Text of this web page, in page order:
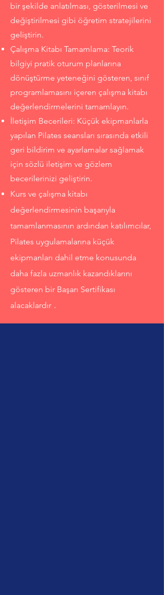
bir şekilde anlatılması, gösterilmesi ve
değiştirilmesi gibi öğretim stratejilerini
geliştirin.
Çalışma Kitabı Tamamlama: Teorik
bilgiyi pratik oturum planlarına
dönüştürme yeteneğini gösteren, sınıf
programlamasını içeren çalışma kitabı
değerlendirmelerini tamamlayın.
İletişim Becerileri: Küçük ekipmanlarla
yapılan Pilates seansları sırasında etkili
geri bildirim ve ayarlamalar sağlamak
için sözlü iletişim ve gözlem
becerilerinizi geliştirin.
Kurs ve çalışma kitabı
değerlendirmesinin başarıyla
tamamlanmasının ardından katılımcılar,
Pilates uygulamalarına küçük
ekipmanları dahil etme konusunda
daha fazla uzmanlık kazandıklarını
gösteren bir Başarı Sertifikası
alacaklardır .